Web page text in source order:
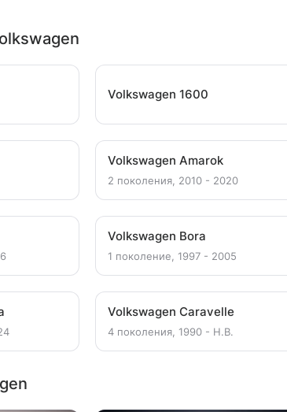
Volkswagen 1600
Volkswagen Amarok
2 поколения, 2010 - 2020
Volkswagen Bora
1 поколение, 1997 - 2005
Volkswagen Caravelle
4 поколения, 1990 - Н.В.